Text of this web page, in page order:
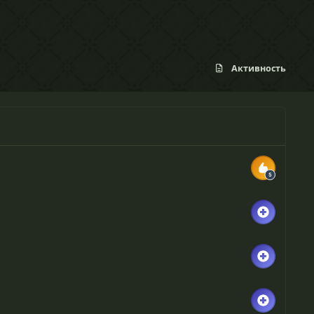
Активность